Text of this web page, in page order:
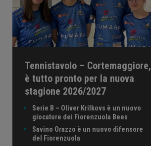
Tennistavolo – Cortemaggiore,
è tutto pronto per la nuova
stagione 2026/2027
Serie B – Oliver Krilkovs è un nuovo
giocatore dei Fiorenzuola Bees
Savino Orazzo è un nuovo difensore
del Fiorenzuola